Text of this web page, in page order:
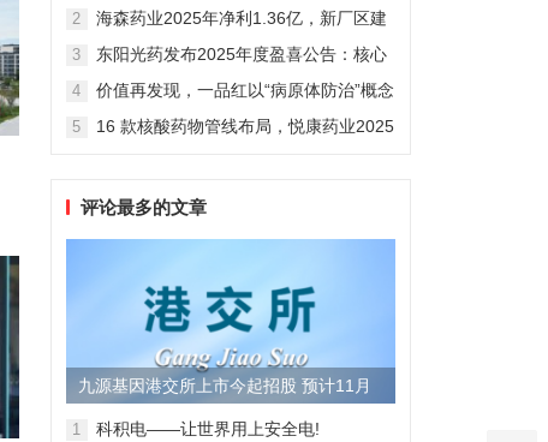
感染防治
2
海森药业2025年净利1.36亿，新厂区建
3
东阳光药发布2025年度盈喜公告：核心
维度
4
价值再发现，一品红以“病原体防治”概念
5
16 款核酸药物管线布局，悦康药业2025
评论最多的文章
九源基因港交所上市今起招股 预计11月
28日上市
1 科积电——让世界用上安全电!